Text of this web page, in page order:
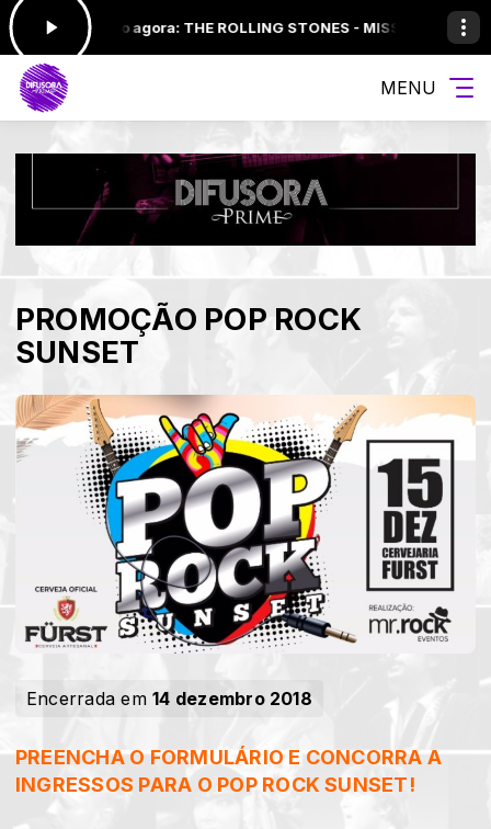
- Tocando agora: THE ROLLING STONES - MISS YOU
MENU
PROMOÇÃO POP ROCK
SUNSET
Encerrada em14 dezembro 2018
PREENCHA O FORMULÁRIO E CONCORRA A
INGRESSOS PARA O POP ROCK SUNSET!